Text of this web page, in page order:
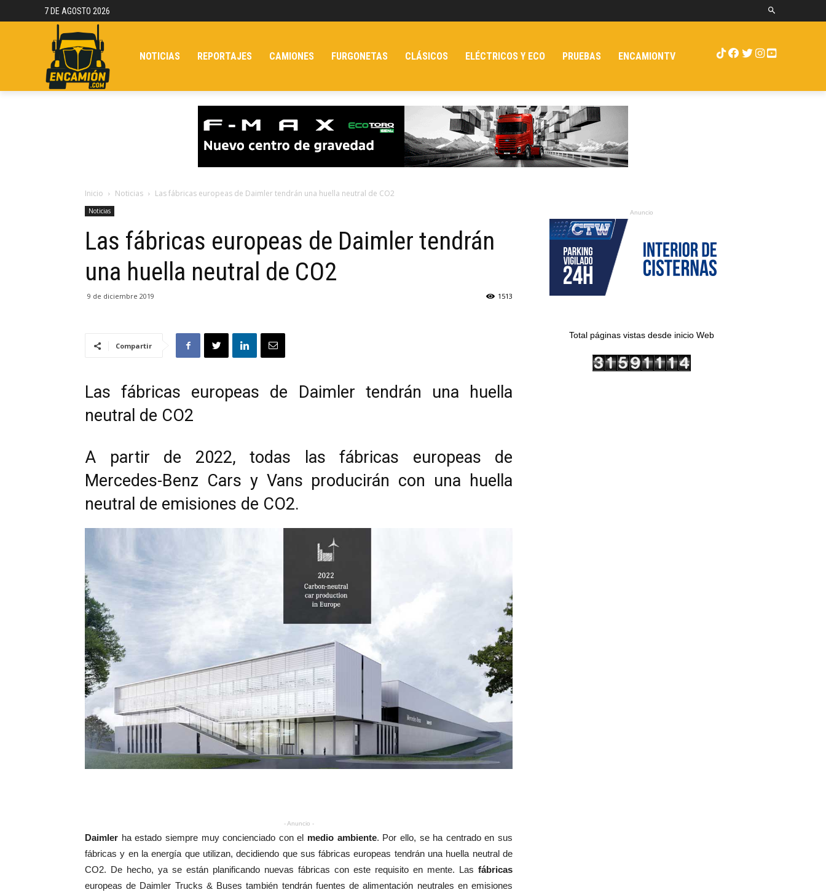
7 DE AGOSTO 2026
NOTICIAS REPORTAJES CAMIONES FURGONETAS CLÁSICOS ELÉCTRICOS Y ECO PRUEBAS ENCAMIONTV
Inicio Noticias Las fábricas europeas de Daimler tendrán una huella neutral de CO2
Noticias
Las fábricas europeas de Daimler tendrán
una huella neutral de CO2
9 de diciembre 2019 1513
Compartir
Las fábricas europeas de Daimler tendrán una huella
neutral de CO2
A partir de 2022, todas las fábricas europeas de
Mercedes-Benz Cars y Vans producirán con una huella
neutral de emisiones de CO2.
- Anuncio -
Daimler ha estado siempre muy concienciado con el medio ambiente. Por ello, se ha centrado en sus
fábricas y en la energía que utilizan, decidiendo que sus fábricas europeas tendrán una huella neutral de
CO2. De hecho, ya se están planificando nuevas fábricas con este requisito en mente. Las fábricas
europeas de Daimler Trucks & Buses también tendrán fuentes de alimentación neutrales en emisiones
Anuncio
Total páginas vistas desde inicio Web